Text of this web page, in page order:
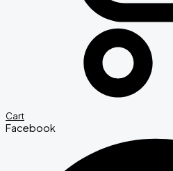
Cart
Facebook